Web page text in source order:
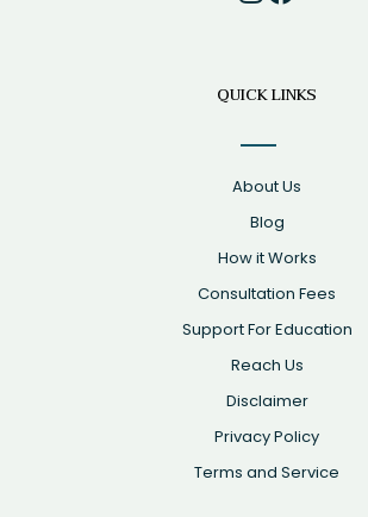
QUICK LINKS
About Us
Blog
How it Works
Consultation Fees
Support For Education
Reach Us
Disclaimer
Privacy Policy
Terms and Service